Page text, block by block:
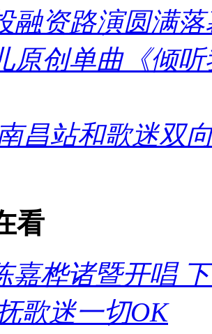
融资路演圆满落
原创单曲《倾
昌站和歌迷双
看
嘉桦诸暨开唱
歌迷一切OK